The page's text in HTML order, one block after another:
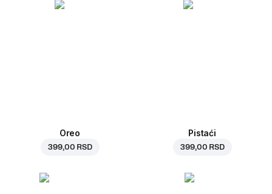
Oreo
399,00 RSD
Pistaći
399,00 RSD